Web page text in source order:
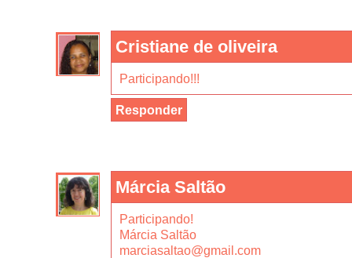
Cristiane de oliveira
Participando!!!
Responder
Márcia Saltão
Participando!
Márcia Saltão
marciasaltao@gmail.com